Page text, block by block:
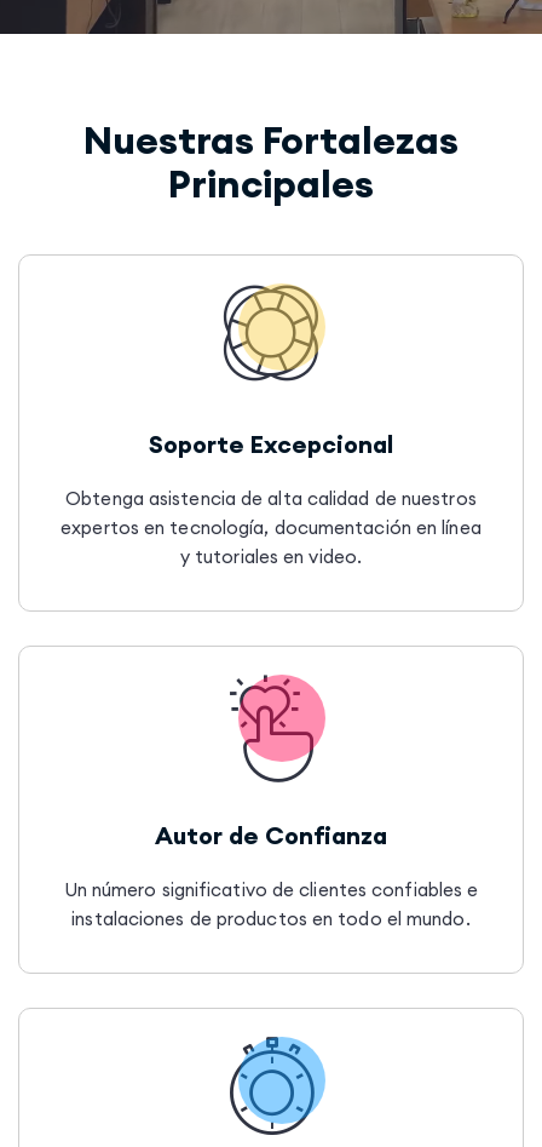
Nuestras Fortalezas
Principales
Soporte Excepcional
Obtenga asistencia de alta calidad de nuestros
expertos en tecnología, documentación en línea
y tutoriales en video.
Autor de Confianza
Un número significativo de clientes confiables e
instalaciones de productos en todo el mundo.